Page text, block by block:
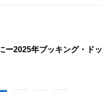
ー2025年ブッキング・ドッ